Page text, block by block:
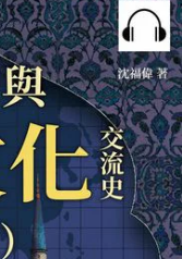
健 民生用品
閒 親子玩具
情趣用品